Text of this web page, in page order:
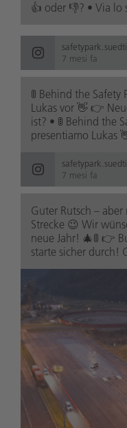
👍 oder 👎? • Via lo
7 mesi fa
🚦 Behind the
Lukas vor 👋 👉
ist? • 🚦 Behind the
presentiamo Lukas
7 mesi fa
Guter Rutsch –
Strecke 😉 Wir
neue Jahr! 🎄🚦 👉
starte sicher durch!